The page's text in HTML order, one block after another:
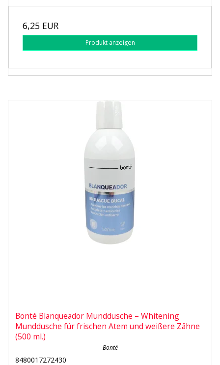
6,25 EUR
Produkt anzeigen
Bonté Blanqueador Munddusche – Whitening
Munddusche für frischen Atem und weißere Zähne
(500 ml.)
Bonté
8480017272430